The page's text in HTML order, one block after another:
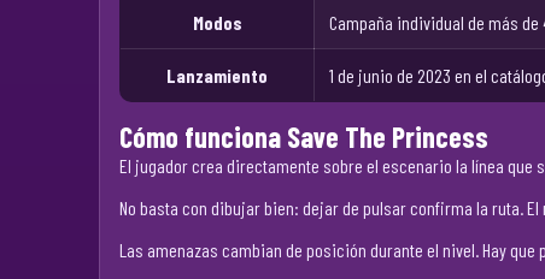
Modos Campaña individual de más
Lanzamiento 1 de junio de 2023 en el
Cómo funciona Save The Princess
El jugador crea directamente sobre el escenario la línea
No basta con dibujar bien: dejar de pulsar confirma la ruta.
Las amenazas cambian de posición durante el nivel. Hay